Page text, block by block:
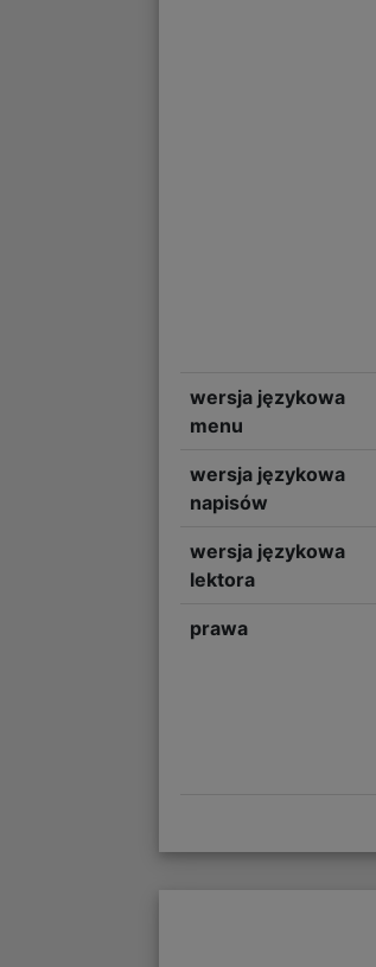
wersja językowa
menu
wersja językowa
napisów
wersja językowa
lektora
prawa